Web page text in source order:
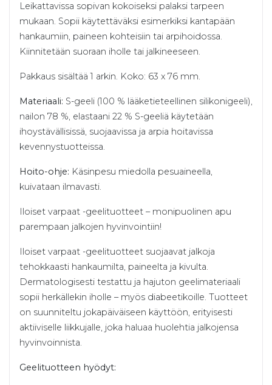
Leikattavissa sopivan kokoiseksi palaksi tarpeen
mukaan. Sopii käytettäväksi esimerkiksi kantapään
hankaumiin, paineen kohteisiin tai arpihoidossa.
Kiinnitetään suoraan iholle tai jalkineeseen.
Pakkaus sisältää 1 arkin. Koko: 63 x 76 mm.
Materiaali: S-geeli (100 % lääketieteellinen silikonigeeli),
nailon 78 %, elastaani 22 % S-geeliä käytetään
ihoystävällisissä, suojaavissa ja arpia hoitavissa
kevennystuotteissa.
Hoito-ohje: Käsinpesu miedolla pesuaineella,
kuivataan ilmavasti.
Iloiset varpaat -geelituotteet – monipuolinen apu
parempaan jalkojen hyvinvointiin!
Iloiset varpaat -geelituotteet suojaavat jalkoja
tehokkaasti hankaumilta, paineelta ja kivulta.
Dermatologisesti testattu ja hajuton geelimateriaali
sopii herkällekin iholle – myös diabeetikoille. Tuotteet
on suunniteltu jokapäiväiseen käyttöön, erityisesti
aktiiviselle liikkujalle, joka haluaa huolehtia jalkojensa
hyvinvoinnista.
Geelituotteen hyödyt: